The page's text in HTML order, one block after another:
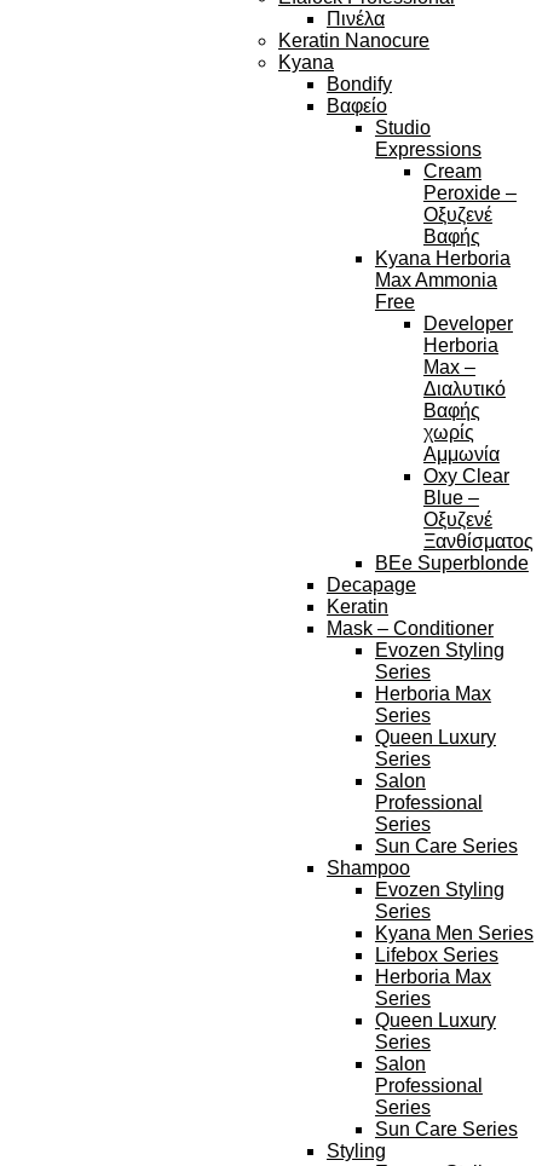
Πινέλα
Keratin Nanocure
Kyana
Bondify
Βαφείο
Studio
Expressions
Cream
Peroxide –
Οξυζενέ
Βαφής
Kyana Herboria
Max Ammonia
Free
Developer
Herboria
Max –
Διαλυτικό
Βαφής
χωρίς
Αμμωνία
Oxy Clear
Blue –
Οξυζενέ
Ξανθίσματος
BEe Superblonde
Decapage
Keratin
Mask – Conditioner
Evozen Styling
Series
Herboria Max
Series
Queen Luxury
Series
Salon
Professional
Series
Sun Care Series
Shampoo
Evozen Styling
Series
Kyana Men Series
Lifebox Series
Herboria Max
Series
Queen Luxury
Series
Salon
Professional
Series
Sun Care Series
Styling